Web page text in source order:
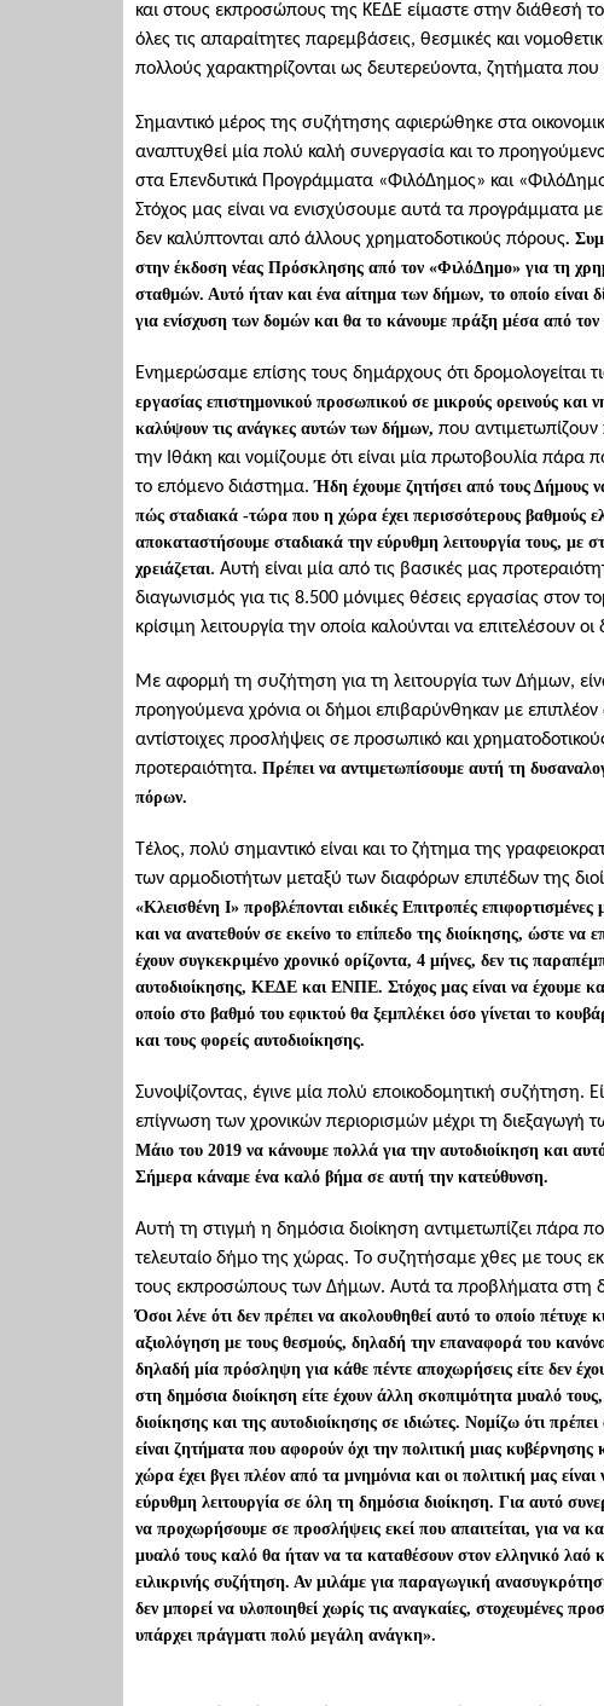
και στους εκπροσώπους της ΚΕΔΕ είμαστε στην διάθεσή
όλες τις απαραίτητες παρεμβάσεις, θεσμικές και
πολλούς χαρακτηρίζονται ως δευτερεύοντα, ζητήματα
Σημαντικό μέρος της συζήτησης αφιερώθηκε στα
αναπτυχθεί μία πολύ καλή συνεργασία και το
στα Επενδυτικά Προγράμματα «ΦιλόΔημος» και
Στόχος μας είναι να ενισχύσουμε αυτά τα προγράμματα
δεν καλύπτονται από άλλους χρηματοδοτικούς πόρους.
στην έκδοση νέας Πρόσκλησης από τον «ΦιλόΔημο» για τη
σταθμών. Αυτό ήταν και ένα αίτημα των δήμων, το οποίο είναι
για ενίσχυση των δομών και θα το κάνουμε πράξη μέσα από
Ενημερώσαμε επίσης τους δημάρχους ότι δρομολογείται
εργασίας επιστημονικού προσωπικού σε μικρούς ορεινούς και
καλύψουν τις ανάγκες αυτών των δήμων, που αντιμετωπίζουν
την Ιθάκη και νομίζουμε ότι είναι μία πρωτοβουλία
το επόμενο διάστημα.Ήδη έχουμε ζητήσει από τους Δήμους
πώς σταδιακά -τώρα που η χώρα έχει περισσότερους βαθμούς
αποκαταστήσουμε σταδιακά την εύρυθμη λειτουργία τους, με
χρειάζεται. Αυτή είναι μία από τις βασικές μας
διαγωνισμός για τις 8.500 μόνιμες θέσεις εργασίας
κρίσιμη λειτουργία την οποία καλούνται να επιτελέσουν οι
Με αφορμή τη συζήτηση για τη λειτουργία των Δήμων,
προηγούμενα χρόνια οι δήμοι επιβαρύνθηκαν με
αντίστοιχες προσλήψεις σε προσωπικό και
προτεραιότητα. Πρέπει να αντιμετωπίσουμε αυτή τη
πόρων.
Τέλος, πολύ σημαντικό είναι και το ζήτημα της
των αρμοδιοτήτων μεταξύ των διαφόρων επιπέδων της
«Κλεισθένη Ι» προβλέπονται ειδικές Επιτροπές
και να ανατεθούν σε εκείνο το επίπεδο της διοίκησης, ώστε να
έχουν συγκεκριμένο χρονικό ορίζοντα, 4 μήνες, δεν τις
αυτοδιοίκησης, ΚΕΔΕ και ΕΝΠΕ. Στόχος μας είναι να έχουμε
οποίο στο βαθμό του εφικτού θα ξεμπλέκει όσο γίνεται το
και τους φορείς αυτοδιοίκησης.
Συνοψίζοντας, έγινε μία πολύ εποικοδομητική συζήτηση.
επίγνωση των χρονικών περιορισμών μέχρι τη διεξαγωγή
Μάιο του 2019 να κάνουμε πολλά για την αυτοδιοίκηση και
Σήμερα κάναμε ένα καλό βήμα σε αυτή την κατεύθυνση.
Αυτή τη στιγμή η δημόσια διοίκηση αντιμετωπίζει πάρα
τελευταίο δήμο της χώρας. Το συζητήσαμε χθες με τους
τους εκπροσώπους των Δήμων. Αυτά τα προβλήματα στη
Όσοι λένε ότι δεν πρέπει να ακολουθηθεί αυτό το οποίο
αξιολόγηση με τους θεσμούς, δηλαδή την επαναφορά του
δηλαδή μία πρόσληψη για κάθε πέντε αποχωρήσεις είτε δεν
στη δημόσια διοίκηση είτε έχουν άλλη σκοπιμότητα μυαλό
διοίκησης και της αυτοδιοίκησης σε ιδιώτες. Νομίζω ότι
είναι ζητήματα που αφορούν όχι την πολιτική μιας
χώρα έχει βγει πλέον από τα μνημόνια και οι πολιτική μας
εύρυθμη λειτουργία σε όλη τη δημόσια διοίκηση. Για αυτό
να προχωρήσουμε σε προσλήψεις εκεί που απαιτείται, για να
μυαλό τους καλό θα ήταν να τα καταθέσουν στον ελληνικό λαό
ειλικρινής συζήτηση. Αν μιλάμε για παραγωγική
δεν μπορεί να υλοποιηθεί χωρίς τις αναγκαίες, στοχευμένες
υπάρχει πράγματι πολύ μεγάλη ανάγκη».